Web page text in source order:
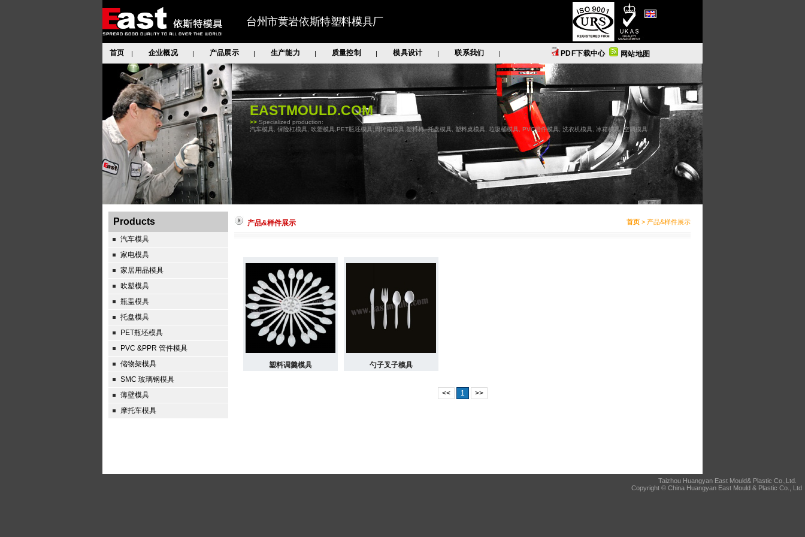
台州市黄岩依斯特塑料模具厂
首页 | 企业概况 | 产品展示 | 生产能力 | 质量控制 | 模具设计 | 联系我们 | PDF下载中心 网站地图
EASTMOULD.COM
>> Specialized production:
汽车模具, 保险杠模具, 吹塑模具,PET瓶坯模具,周转箱模具,塑料椅, 托盘模具, 塑料桌模具, 垃圾桶模具, PVC管件模具, 洗衣机模具, 冰箱模具, 空调模具
Products
汽车模具
家电模具
家居用品模具
吹塑模具
瓶盖模具
托盘模具
PET瓶坯模具
PVC &PPR 管件模具
储物架模具
SMC 玻璃钢模具
薄壁模具
摩托车模具
产品&样件展示 首页 > 产品&样件展示
塑料调羹模具 勺子叉子模具
<< 1 >>
Taizhou Huangyan East Mould& Plastic Co.,Ltd.
Copyright © China Huangyan East Mould & Plastic Co., Ltd